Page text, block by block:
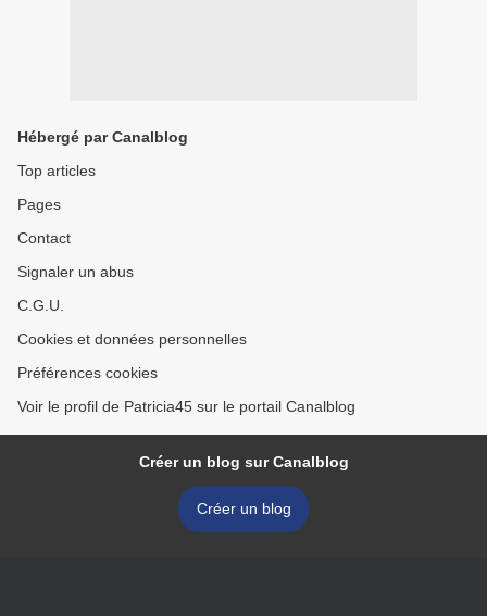
Hébergé par Canalblog
Top articles
Pages
Contact
Signaler un abus
C.G.U.
Cookies et données personnelles
Préférences cookies
Voir le profil de Patricia45 sur le portail Canalblog
Créer un blog sur Canalblog
Créer un blog